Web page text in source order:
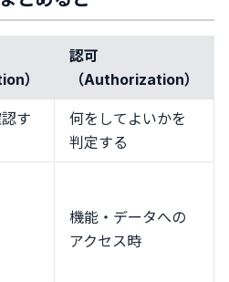
）
認可
（Authorization）
す
何をしてよいかを
判定する
機能・データへの
アクセス時